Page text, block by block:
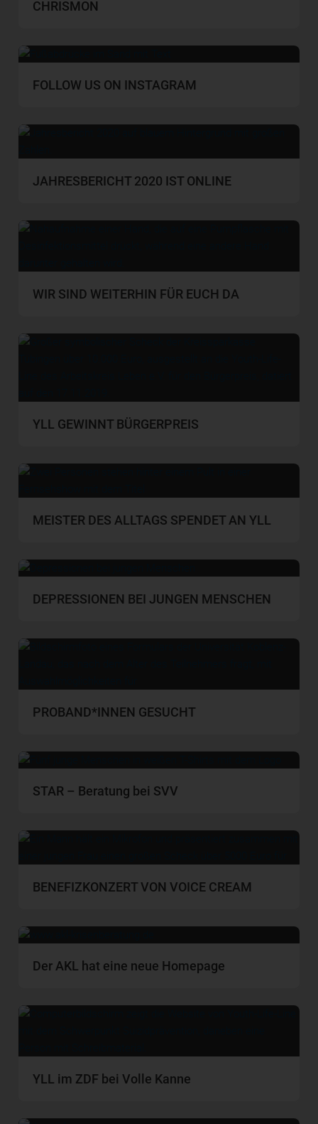
CHRISMON
FOLLOW US ON INSTAGRAM
JAHRESBERICHT 2020 IST ONLINE
WIR SIND WEITERHIN FÜR EUCH DA
YLL GEWINNT BÜRGERPREIS
MEISTER DES ALLTAGS SPENDET AN YLL
DEPRESSIONEN BEI JUNGEN MENSCHEN
PROBAND*INNEN GESUCHT
STAR – Beratung bei SVV
BENEFIZKONZERT VON VOICE CREAM
Der AKL hat eine neue Homepage
YLL im ZDF bei Volle Kanne